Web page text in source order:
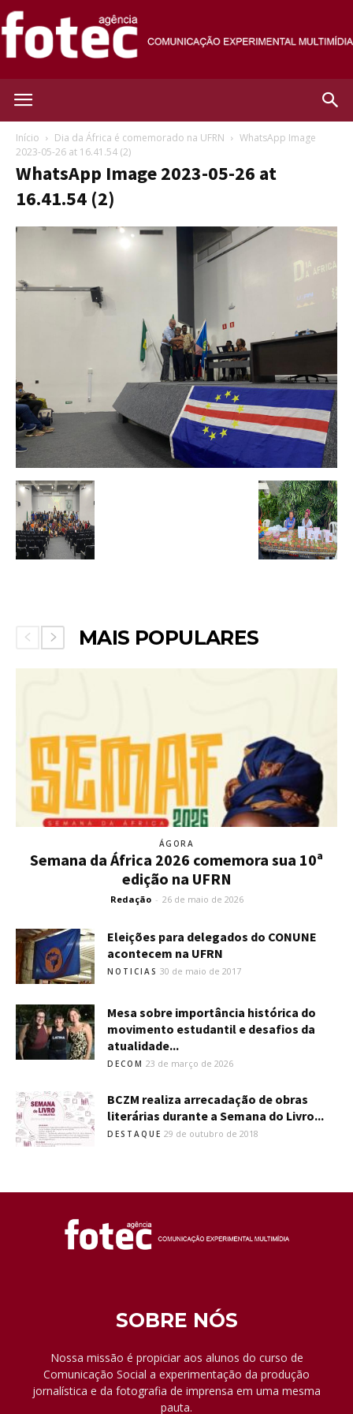
Fotec
Início Dia da África é comemorado na UFRN
WhatsApp Image
2023-05-26 at 16.41.54 (2)
WhatsApp Image 2023-05-26 at
16.41.54 (2)
MAIS POPULARES
ÁGORA
Semana da África 2026 comemora sua 10ª
edição na UFRN
Redação - 26 de maio de 2026
Eleições para delegados do CONUNE
acontecem na UFRN
NOTICIAS 30 de maio de 2017
Mesa sobre importância histórica do
movimento estudantil e desafios da
atualidade...
DECOM 23 de março de 2026
BCZM realiza arrecadação de obras
literárias durante a Semana do Livro...
DESTAQUE 29 de outubro de 2018
SOBRE NÓS
Nossa missão é propiciar aos alunos do curso de
Comunicação Social a experimentação da produção
jornalística e da fotografia de imprensa em uma mesma
pauta.